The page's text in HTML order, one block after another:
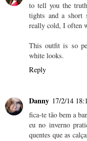
to tell you the
tights and a
really cold, I often
This outfit is so
white looks.
Reply
Danny 17/2/14
fica-te tão bem a
eu no inverno
quentes que as